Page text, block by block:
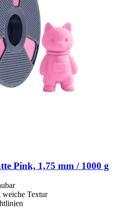
Pink, 1,75 mm / 1000 g
Textur